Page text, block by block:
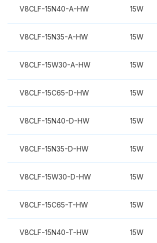
V8CLF-15N40-A-HW 15W
V8CLF-15N35-A-HW 15W
V8CLF-15W30-A-HW 15W
V8CLF-15C65-D-HW 15W
V8CLF-15N40-D-HW 15W
V8CLF-15N35-D-HW 15W
V8CLF-15W30-D-HW 15W
V8CLF-15C65-T-HW 15W
V8CLF-15N40-T-HW 15W